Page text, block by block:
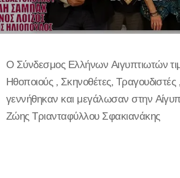
Ο Σύνδεσμος Ελλήνων Αιγυπτιωτών
Ηθοποιούς , Σκηνοθέτες,
γεννήθηκαν και μεγάλωσαν στην
Ζώης Τριανταφύλλου Σφακιανάκης